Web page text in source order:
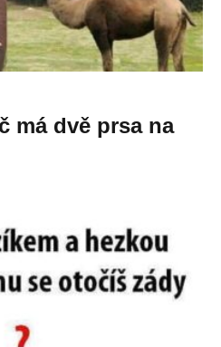
má dvě prsa na